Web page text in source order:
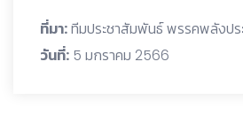
ที่มา:ทีมประชาสัมพันธ์ พรรคพลังปร
วันที่: 5 มกราคม 2566